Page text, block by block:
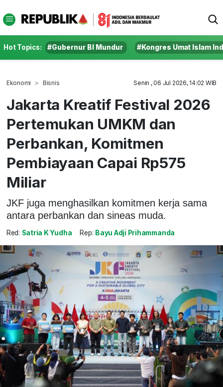
Hot Topics: #Gubernur BI Mundur #Kongres Umat Islam
Ekonomi Bisnis Senin , 06 Jul 2026, 14:02 WIB
Jakarta Kreatif Festival 2026
Pertemukan UMKM dan
Perbankan, Komitmen
Pembiayaan Capai Rp575
Miliar
JKF juga menghasilkan komitmen kerja sama
antara perbankan dan sineas muda.
Red: Satria K Yudha Rep: Bayu Adji Prihammanda